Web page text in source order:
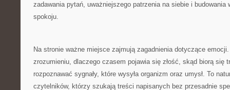
zadawania pytań, uważniejszego patrzenia na siebie i budowania
spokoju.
Na stronie ważne miejsce zajmują zagadnienia dotyczące
zrozumieniu, dlaczego czasem pojawia się złość, skąd biorą się
rozpoznawać sygnały, które wysyła organizm oraz umysł. To
czytelników, którzy szukają treści napisanych bez przesadnie